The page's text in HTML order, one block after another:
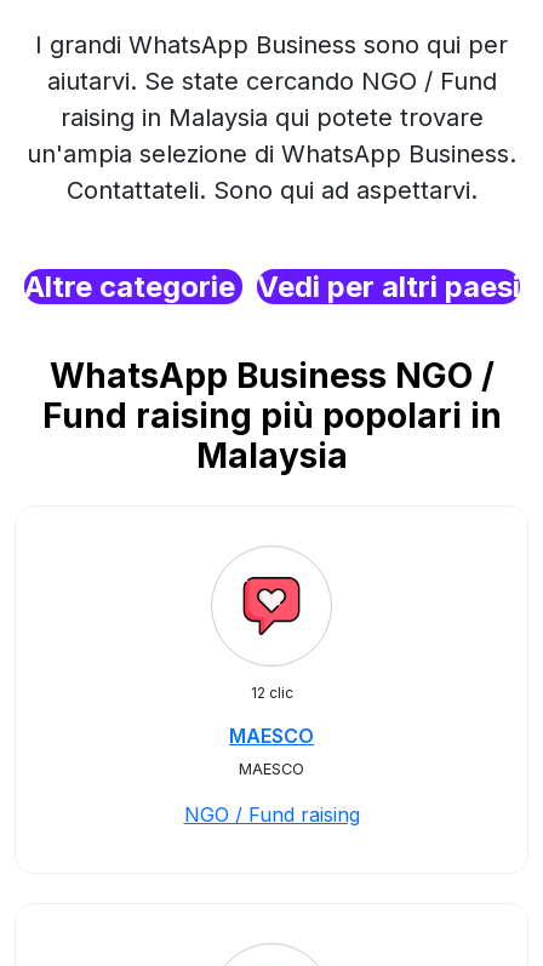
I grandi WhatsApp Business sono qui per
aiutarvi. Se state cercando NGO / Fund
raising in Malaysia qui potete trovare
un'ampia selezione di WhatsApp Business.
Contattateli. Sono qui ad aspettarvi.
Altre categorie Vedi per altri paesi
WhatsApp Business NGO /
Fund raising più popolari in
Malaysia
12 clic
MAESCO
MAESCO
NGO / Fund raising